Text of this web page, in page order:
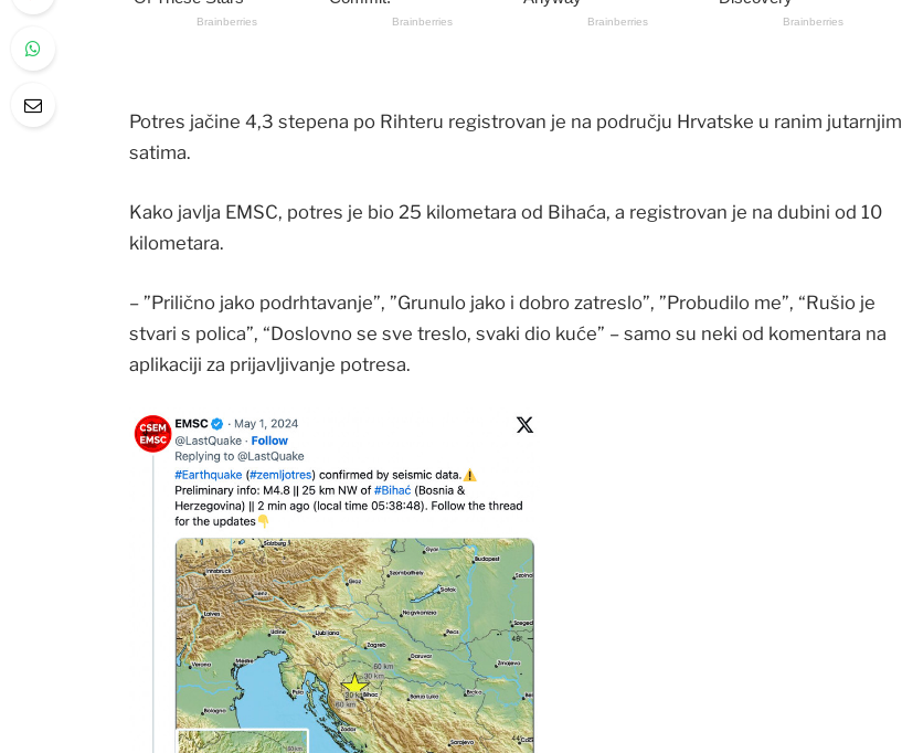
Potres jačine 4,3 stepena po Rihteru registrovan je na području Hrvatske u ranim jutarnjim
satima.
Kako javlja EMSC, potres je bio 25 kilometara od Bihaća, a registrovan je na dubini od 10
kilometara.
– ”Prilično jako podrhtavanje”, ”Grunulo jako i dobro zatreslo”, ”Probudilo me”, “Rušio je
stvari s polica”, “Doslovno se sve treslo, svaki dio kuće” – samo su neki od komentara na
aplikaciji za prijavljivanje potresa.